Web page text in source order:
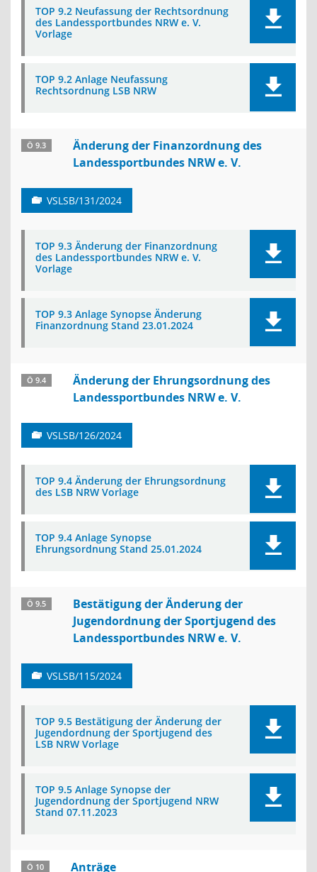
TOP 9.2 Neufassung der Rechtsordnung
des Landessportbundes NRW e. V.
Vorlage
TOP 9.2 Anlage Neufassung
Rechtsordnung LSB NRW
Ö 9.3
Änderung der Finanzordnung des
Landessportbundes NRW e. V.
VSLSB/131/2024
TOP 9.3 Änderung der Finanzordnung
des Landessportbundes NRW e. V.
Vorlage
TOP 9.3 Anlage Synopse Änderung
Finanzordnung Stand 23.01.2024
Ö 9.4
Änderung der Ehrungsordnung des
Landessportbundes NRW e. V.
VSLSB/126/2024
TOP 9.4 Änderung der Ehrungsordnung
des LSB NRW Vorlage
TOP 9.4 Anlage Synopse
Ehrungsordnung Stand 25.01.2024
Ö 9.5
Bestätigung der Änderung der
Jugendordnung der Sportjugend des
Landessportbundes NRW e. V.
VSLSB/115/2024
TOP 9.5 Bestätigung der Änderung der
Jugendordnung der Sportjugend des
LSB NRW Vorlage
TOP 9.5 Anlage Synopse der
Jugendordnung der Sportjugend NRW
Stand 07.11.2023
Ö 10 Anträge